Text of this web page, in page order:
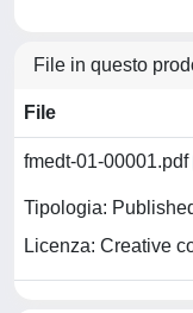
File in questo
File
fmedt-01-00001.pdf
Tipologia:
Licenza: Creative